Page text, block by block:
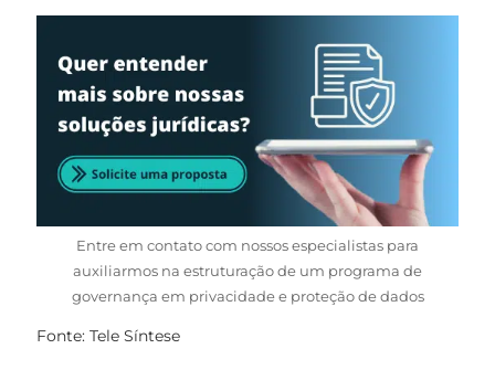
Entre em contato com nossos especialistas para
auxiliarmos na estruturação de um programa de
governança em privacidade e proteção de dados
Fonte: Tele Síntese